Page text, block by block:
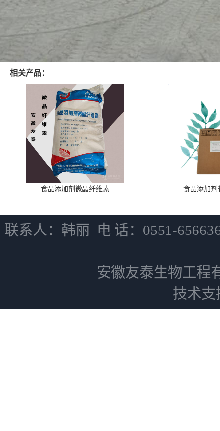
相关产品：
食品添加剂微晶纤维素 食品添加剂
联系人：韩丽 电 话：0551-
安徽友泰生物工程
技术